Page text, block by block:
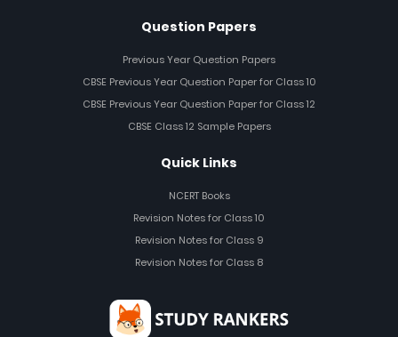
Question Papers
Previous Year Question Papers
CBSE Previous Year Question Paper for Class 10
CBSE Previous Year Question Paper for Class 12
CBSE Class 12 Sample Papers
Quick Links
NCERT Books
Revision Notes for Class 10
Revision Notes for Class 9
Revision Notes for Class 8